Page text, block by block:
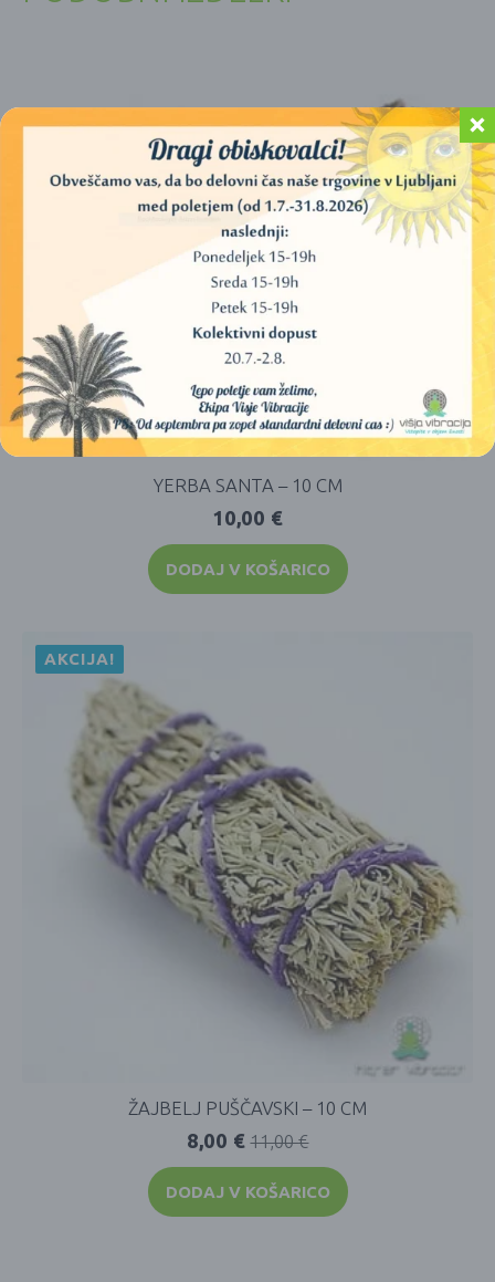
YERBA SANTA – 10 CM
10,00 €
DODAJ V KOŠARICO
AKCIJA!
ŽAJBELJ PUŠČAVSKI – 10 CM
11,00€
8,00 €
DODAJ V KOŠARICO